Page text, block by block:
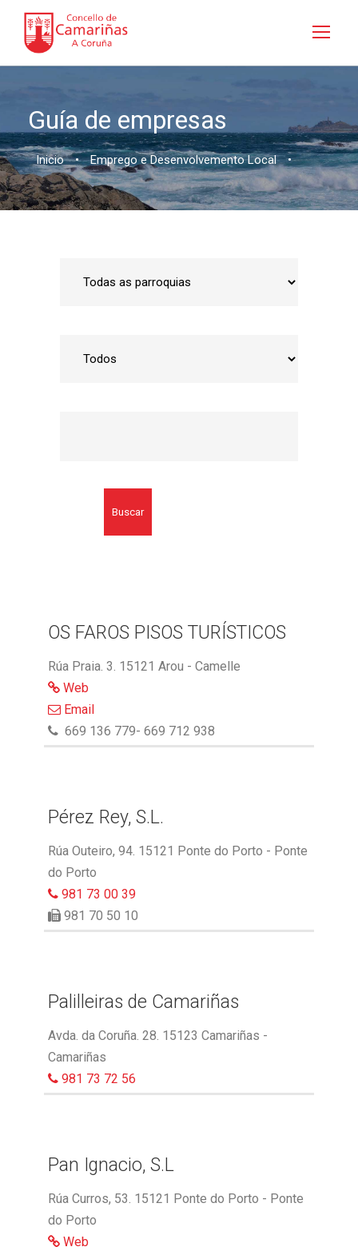
Guía de empresas
Inicio • Emprego e Desenvolvemento Local •
Buscar
OS FAROS PISOS TURÍSTICOS
Rúa Praia. 3. 15121 Arou - Camelle
Web
Email
669 136 779- 669 712 938
Pérez Rey, S.L.
Rúa Outeiro, 94. 15121 Ponte do Porto - Ponte
do Porto
981 73 00 39
981 70 50 10
Palilleiras de Camariñas
Avda. da Coruña. 28. 15123 Camariñas -
Camariñas
981 73 72 56
Pan Ignacio, S.L
Rúa Curros, 53. 15121 Ponte do Porto - Ponte
do Porto
Web